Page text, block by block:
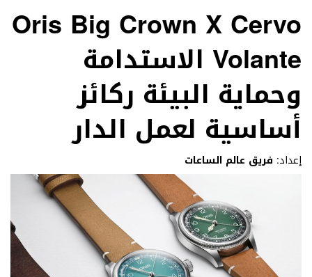
Oris Big Crown X Cervo
Volante الاستدامة
وحماية البيئة ركائز
أساسية لعمل الدار
إعداد: فريق عالم الساعات